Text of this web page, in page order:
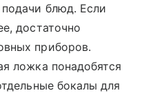
блюд. Если
достаточно
приборов.
ложка понадобятся
бокалы для